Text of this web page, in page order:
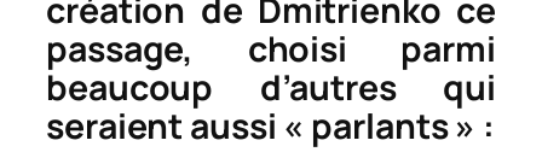
création de Dmitrienko ce
passage, choisi parmi
beaucoup d’autres qui
seraient aussi « parlants » :